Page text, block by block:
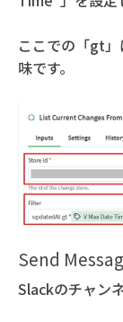
ここでの「gt
味です。
Send
Slackのチャン